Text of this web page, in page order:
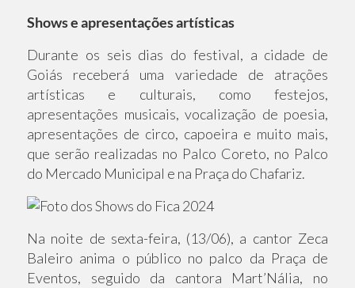
Shows e apresentações artísticas
Durante os seis dias do festival, a cidade de
Goiás receberá uma variedade de atrações
artísticas e culturais, como festejos,
apresentações musicais, vocalização de poesia,
apresentações de circo, capoeira e muito mais,
que serão realizadas no Palco Coreto, no Palco
do Mercado Municipal e na Praça do Chafariz.
Na noite de sexta-feira, (13/06), a cantor Zeca
Baleiro anima o público no palco da Praça de
Eventos, seguido da cantora Mart’Nália, no